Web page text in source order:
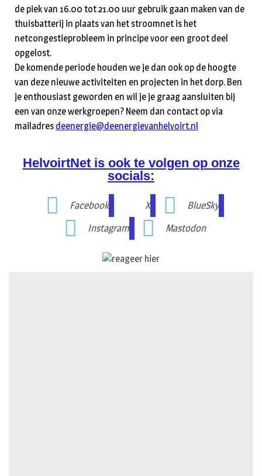
de piek van 16.00 tot 21.00 uur gebruik gaan maken van de
thuisbatterij in plaats van het stroomnet is het
netcongestieprobleem in principe voor een groot deel
opgelost.
De komende periode houden we je dan ook op de hoogte
van deze nieuwe activiteiten en projecten in het dorp. Ben
je enthousiast geworden en wil je je graag aansluiten bij
een van onze werkgroepen? Neem dan contact op via
mailadres deenergie@deenergievanhelvoirt.nl
HelvoirtNet is ook te volgen op onze
socials:
Facebook X
BlueSky
Instagram
Mastodon